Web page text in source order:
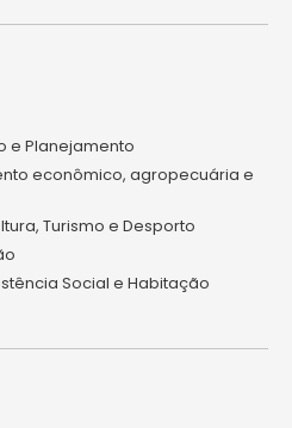
e Planejamento
econômico, agropecuária e
Turismo e Desporto
Social e Habitação